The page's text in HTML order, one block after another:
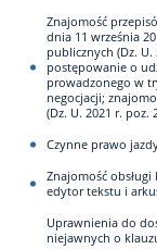
Znajomość
dnia 11 września
publicznych (Dz. U.
postępowanie o
prowadzonego w
negocjacji;
(Dz. U. 2021 r. poz.
Czynne prawo
Znajomość
edytor tekstu i
Uprawnienia do
niejawnych o